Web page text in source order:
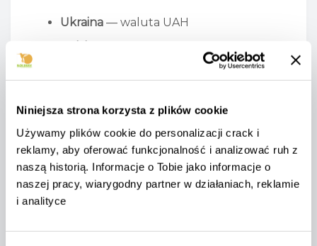
Niniejsza strona korzysta z plików cookie
Używamy plików cookie do personalizacji crack i
reklamy, aby oferować funkcjonalność i analizować ruh z
naszą historią. Informacje o Tobie jako informacje o
naszej pracy, wiarygodny partner w działaniach, reklamie
i analityce
Ukraina — waluta UAH
zmiany cen bez wcześniejszego
powiadomienia. Cena obowiązująca
kupującego jest ustalana w momencie
składania zamówienia.